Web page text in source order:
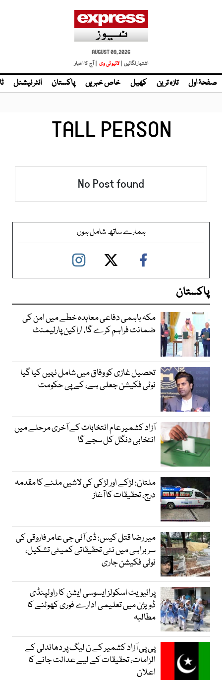
AUGUST 09, 2026
اشتہار لگائیں |
| آج کا اخبار
صفحۂ اول تازہ ترین کھیل خاص خبریں پاکستان انٹر نیشنل
TALL PERSON
No Post found
ہمارے ساتھ شامل ہوں
پاکستان
مکہ باہمی دفاعی معاہدہ خطے میں امن کی
ضمانت فراہم کرے گا، اراکین پارلیمنٹ
تحصیل غازی کو وفاق میں شامل نہیں کیا گیا
نوٹی فکیشن جعلی ہے، کے پی حکومت
آزاد کشمیر عام انتخابات کے آخری مرحلے میں
انتخابی دنگل کل سجے گا
ملتان: لڑکے اور لڑکی کی لاشیں ملنے کا مقدمہ
درج، تحقیقات کا آغاز
میر رضا قتل کیس: ڈی آئی جی عامر فاروقی کی
سربراہی میں نئی تحقیقاتی کمیٹی تشکیل،
نوٹی فکیشن جاری
پرائیویٹ اسکولز ایسوسی ایشن کا راولپنڈی
ڈویژن میں تعلیمی ادارے فوری کھولنے کا
مطالبہ
پی پی آزاد کشمیر کے ن لیگ پر دھاندلی کے
الزامات، تحقیقات کے لیے عدالت جانے کا
اعلان